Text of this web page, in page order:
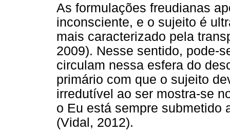
As formulações freudianas
inconsciente, e o sujeito é
mais caracterizado pela
2009). Nesse sentido, pode-
circulam nessa esfera do
primário com que o sujeito
irredutível ao ser mostra-se
o Eu está sempre submetido
(Vidal, 2012).